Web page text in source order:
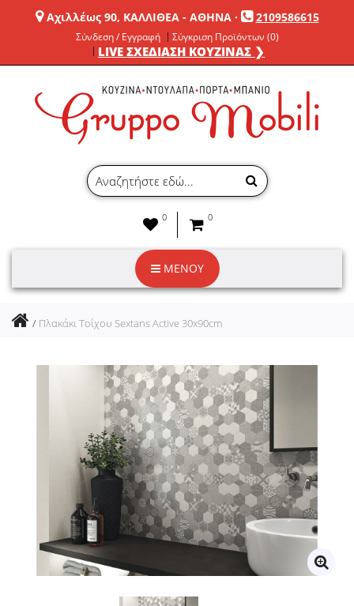
Αχιλλέως 90, ΚΑΛΛΙΘΕΑ - ΑΘΗΝΑ· 2109586615
Σύνδεση / Εγγραφή Σύγκριση Προϊόντων (0)
LIVE ΣΧΕΔΙΑΣΗ ΚΟΥΖΙΝΑΣ ❯
0 0
ΜΕΝΟΥ
Πλακάκι Τοίχου Sextans Active 30x90cm